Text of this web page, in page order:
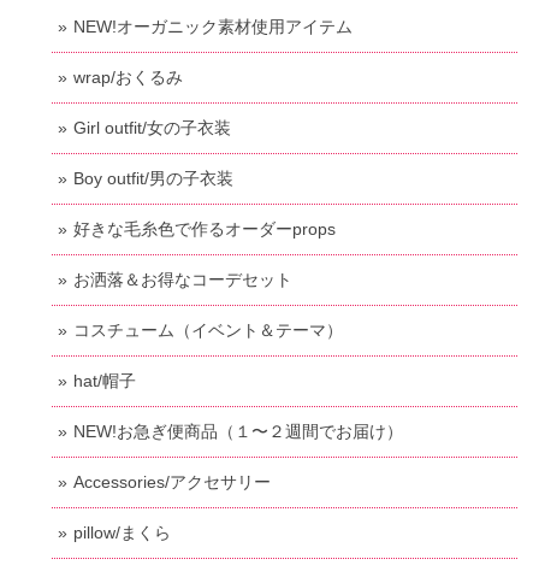
NEW!オーガニック素材使用アイテム
wrap/おくるみ
Girl outfit/女の子衣装
Boy outfit/男の子衣装
好きな毛糸色で作るオーダーprops
お洒落＆お得なコーデセット
コスチューム（イベント＆テーマ）
hat/帽子
NEW!お急ぎ便商品（１〜２週間でお届け）
Accessories/アクセサリー
pillow/まくら